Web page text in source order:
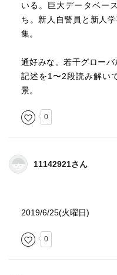
いる。巨大データベー
ち。新人自警員と新人
集。
通好みな。若干グロー
記述を1〜2段読み解い
景。
0
11142921さん
2019/6/25(火曜日)
0